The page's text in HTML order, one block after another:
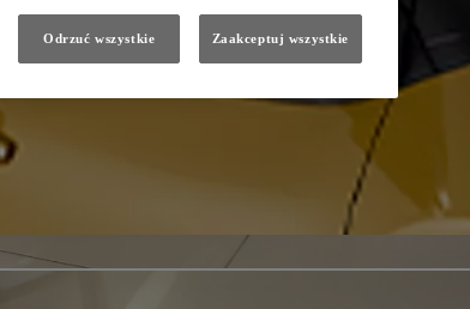
Odrzuć wszystkie Zaakceptuj wszystkie